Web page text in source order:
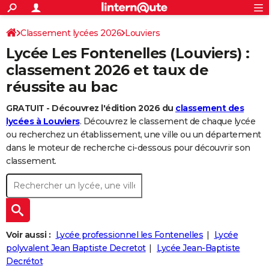
ACTUALITÉS
Politique
Société
Faits Divers
Education
Monde
Villes
+
SPORT
Coupe du monde 2026
Football
Tennis
Cyclisme
Rugby
Forum
CULTURE
Programme TV
TNT
Streaming
Cinéma
Sorties cinéma
Musique
+
FINANCE
Retraite
Impôts
Epargne
Immobilier
Risques naturels par ville
Banque
Assurance
Crédit
AUTO
Essais
Réserver un essai
Citadines
Berlines
SUV
Forum auto
+
HIGH-TECH
Mobiles
Meilleur smartphone
Internet
Ordinateurs
Jeux vidéo
Guide high-tech
+
BRICOLAGE
Forum
Aménagement intérieur
Extérieur
Cuisine
Salle de bains
Jardinage
Rangement
WEEK-END
Guides de France
Escapades
Patrimoine
Expositions
Musées
Week-end nature
+LIFESTYLE
Art de vivre
Bien-être
Loisirs
Mode
Modes de vie
+SANTE
Alimentation
Guide de la santé
Maladies
Médicaments
Sommeil
+VOYAGE
S'inscrire
Connexion
Classement lycées 2026 Louviers
Lycée Les Fontenelles (Louviers) :
classement 2026 et taux de
réussite au bac
GRATUIT - Découvrez l'édition 2026 du classement des
lycées à Louviers. Découvrez le classement de chaque lycée
ou recherchez un établissement, une ville ou un département
dans le moteur de recherche ci-dessous pour découvrir son
classement.
Voir aussi : Lycée professionnel les Fontenelles
Lycée
polyvalent Jean Baptiste Decretot
Lycée Jean-Baptiste
Decrétot